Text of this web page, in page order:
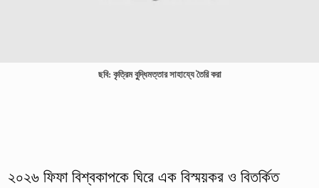
ছবি: কৃত্রিম বুুদ্ধিমত্তার সাহায্যে তৈরি করা
২০২৬ ফিফা বিশ্বকাপকে ঘিরে এক বিস্ময়কর ও বিতর্কিত